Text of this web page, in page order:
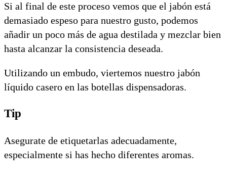
Si al final de este proceso vemos que el jabón está
demasiado espeso para nuestro gusto, podemos
añadir un poco más de agua destilada y mezclar bien
hasta alcanzar la consistencia deseada.
Utilizando un embudo, viertemos nuestro jabón
líquido casero en las botellas dispensadoras.
Tip
Asegurate de etiquetarlas adecuadamente,
especialmente si has hecho diferentes aromas.